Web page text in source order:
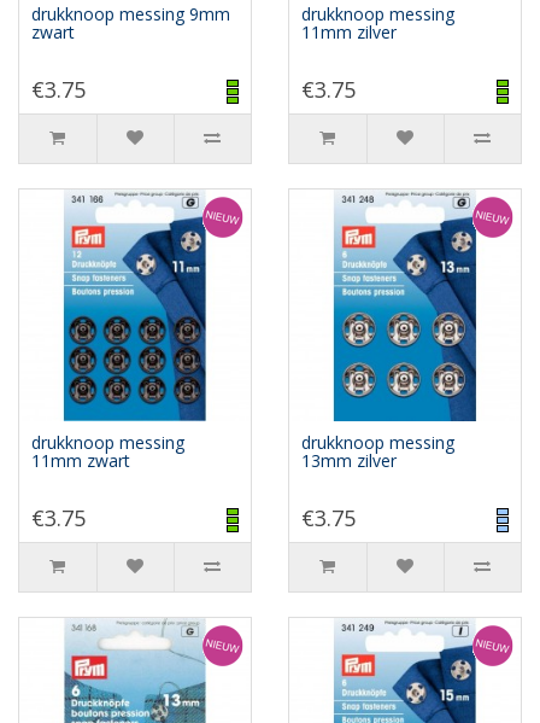
drukknoop messing 9mm
zwart
€3.75
drukknoop messing
11mm zilver
€3.75
drukknoop messing
11mm zwart
€3.75
drukknoop messing
13mm zilver
€3.75